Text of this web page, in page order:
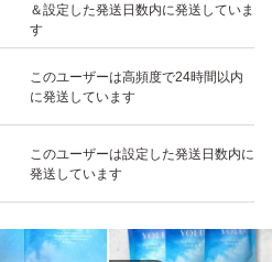
＆設定した発送日数内に発送していま
す
このユーザーは高頻度で24時間以内
に発送しています
このユーザーは設定した発送日数内に
発送しています
いいね！
1,549